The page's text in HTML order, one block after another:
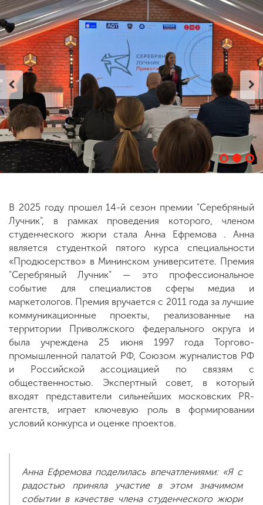
Сведения об
образовательной
организации
ENG SPN CHI
Приемная
комиссия
+7 (831) 262-26-20
В 2025 году прошел 14-й сезон премии "Серебряный
Лучник", в рамках проведения которого, членом
студенческого жюри стала Анна Ефремова . Анна
является студенткой пятого курса специальности
«Продюсерство» в Мининском университете. Премия
"Серебряный Лучник" — это профессиональное
событие для специалистов сферы медиа и
маркетологов. Премия вручается с 2011 года за лучшие
коммуникационные проекты, реализованные на
территории Приволжского федерального округа и
была учреждена 25 июня 1997 года Торгово-
промышленной палатой РФ, Союзом журналистов РФ
и Российской ассоциацией по связям с
общественностью. Экспертный совет, в который
входят представители сильнейших московских PR-
агентств, играет ключевую роль в формировании
условий конкурса и оценке проектов.
Анна Ефремова поделилась впечатлениями: «Я с
радостью приняла участие в этом значимом
событии в качестве члена студенческого жюри